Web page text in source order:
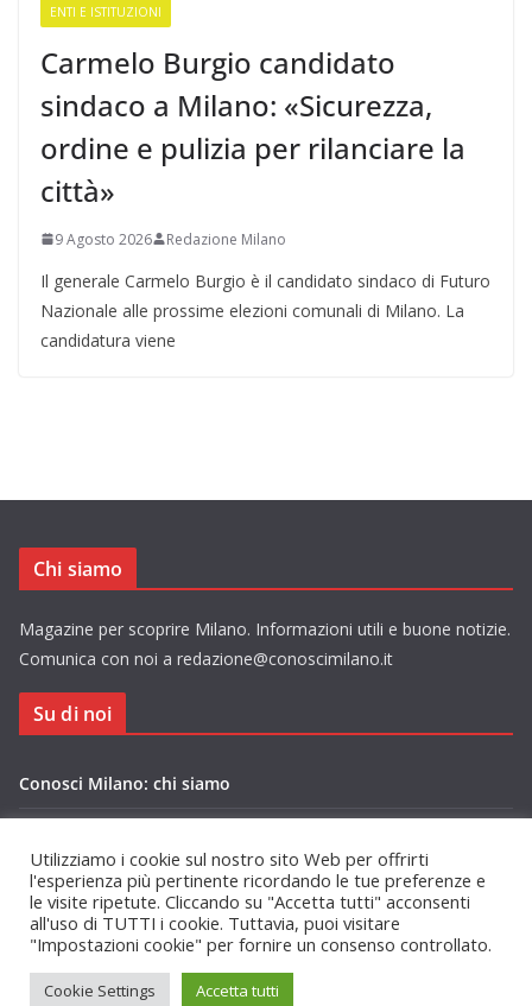
ENTI E ISTITUZIONI
Carmelo Burgio candidato
sindaco a Milano: «Sicurezza,
ordine e pulizia per rilanciare la
città»
9 Agosto 2026 Redazione Milano
Il generale Carmelo Burgio è il candidato sindaco di Futuro
Nazionale alle prossime elezioni comunali di Milano. La
candidatura viene
Chi siamo
Magazine per scoprire Milano. Informazioni utili e buone notizie.
Comunica con noi a redazione@conoscimilano.it
Su di noi
Conosci Milano: chi siamo
Copyright © 2026Conosci Milano
Utilizziamo i cookie sul nostro sito Web per offrirti
l'esperienza più pertinente ricordando le tue preferenze e
le visite ripetute. Cliccando su "Accetta tutti" acconsenti
all'uso di TUTTI i cookie. Tuttavia, puoi visitare
"Impostazioni cookie" per fornire un consenso controllato.
Cookie Settings Accetta tutti